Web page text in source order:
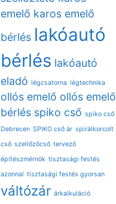
emelő karos emelő
bérlés lakóautó
bérlés lakóautó
eladó légcsatorna légtechnika
ollós emelő ollós emelő
bérlés spiko cső spiko cső
Debrecen SPIKO cső ár spirálkorcolt
cső szellőzőcső tervező
építészmérnök tisztasági festés
azonnal tisztasági festés gyorsan
váltózár árkalkuláció